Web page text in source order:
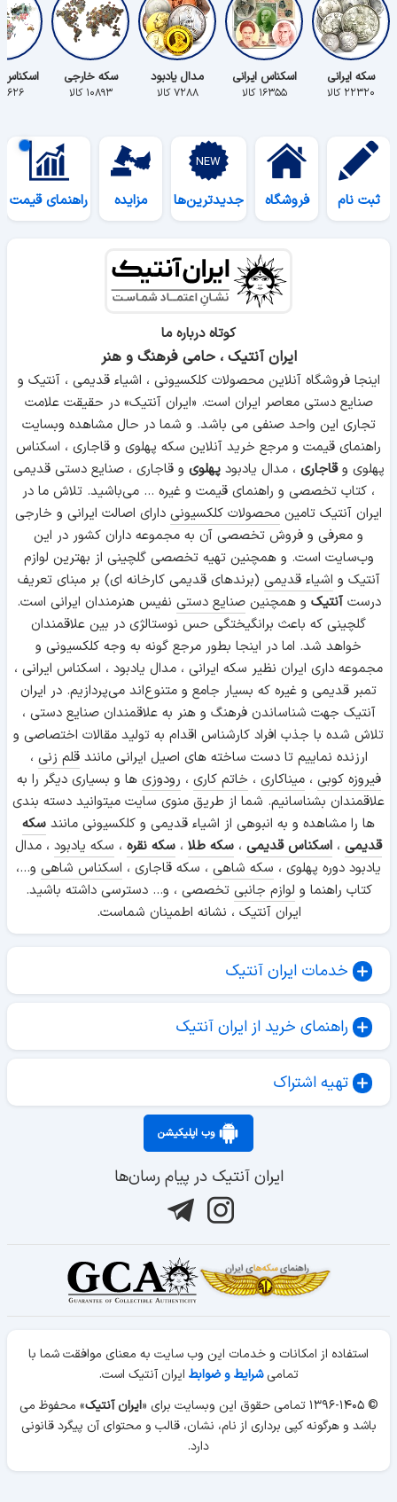
سکه ایرانی
۲۲۳۲۰ کالا
اسکناس ایرانی
۱۶۳۵۵ کالا
مدال یادبود
۷۲۸۸ کالا
سکه خارجی
۱۰۸۹۳ کالا ۵۶۲۶ کالا
ثبت نام فروشگاه جدیدترین‌ها مزایده راهنمای قیمت
کوتاه درباره ما
ایران آنتیک ، حامی فرهنگ و هنر
اینجا فروشگاه آنلاین محصولات کلکسیونی ، اشیاء قدیمی ، آنتیک و
صنایع دستی معاصر ایران است. «ایران آنتیک» در حقیقت علامت
تجاری این واحد صنفی می باشد. و شما در حال مشاهده وبسایت
راهنمای قیمت و مرجع خرید آنلاین سکه پهلوی و قاجاری ، اسکناس
پهلوی وقاجاری ، مدال یادبودپهلوی و قاجاری ، صنایع دستی قدیمی
، کتاب تخصصی و راهنمای قیمت و غیره ... می‌باشید. تلاش ما در
ایران آنتیک تامین محصولات کلکسیونی دارای اصالت ایرانی و خارجی
و معرفی و فروش تخصصی آن به مجموعه داران کشور در این
وب‌سایت است. و همچنین تهیه تخصصی گلچینی از بهترین لوازم
آنتیک و اشیاء قدیمی (برندهای قدیمی کارخانه ای) بر مبنای تعریف
درستآنتیک و همچنینصنایع دستی نفیس هنرمندان ایرانی است.
گلچینی که باعث برانگیختگی حس نوستالژی در بین علاقمندان
خواهد شد. اما در اینجا بطور مرجع گونه به وجه کلکسیونی و
مجموعه داری ایران نظیر سکه ایرانی ، مدال یادبود ، اسکناس ایرانی ،
تمبر قدیمی و غیره که بسیار جامع و متنوع‌اند می‌پردازیم. در ایران
آنتیک جهت شناساندن فرهنگ و هنر به علاقمندان صنایع دستی ،
تلاش شده با جذب افراد کارشناس اقدام به تولید مقالات اختصاصی و
ارزنده نماییم تا دست ساخته های اصیل ایرانی مانندقلم زنی ،
فیروزه کوبی ،میناکاری ، خاتم کاری ، رودوزی ها و بسیاری دیگر را به
علاقمندان بشناسانیم. شما از طریق منوی سایت میتوانید دسته بندی
ها را مشاهده و به انبوهی از اشیاء قدیمی و کلکسیونی مانند سکه
قدیمی ، اسکناس قدیمی ، سکه طلا ، سکه نقره ، سکه یادبود ، مدال
یادبود دوره پهلوی ، سکه شاهی ، سکه قاجاری ، اسکناس شاهی و...،
کتاب راهنما و لوازم جانبی تخصصی ، و... دسترسی داشته باشید.
ایران آنتیک ، نشانه اطمینان شماست.
خدمات ایران آنتیک
راهنمای خرید از ایران آنتیک
تهیه اشتراک
وب اپلیکیشن
ایران آنتیک در پیام رسان‌ها
استفاده از امکانات و خدمات این وب سایت به معنای موافقت شما با
تمامیشرایط و ضوابط ایران آنتیک است.
© ۱۳۹۶-۱۴۰۵ تمامی حقوق این وبسایت برای «
ایران آنتیک» محفوظ می
باشد و هرگونه کپی برداری از نام، نشان، قالب و محتوای آن پیگرد قانونی
دارد.